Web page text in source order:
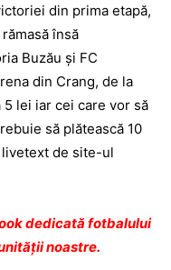
din prima etapă,
însă
Buzău și FC
din Crang, de la
lei iar cei care vor să
să plătească 10
de site-ul
dedicată fotbalului
noastre.